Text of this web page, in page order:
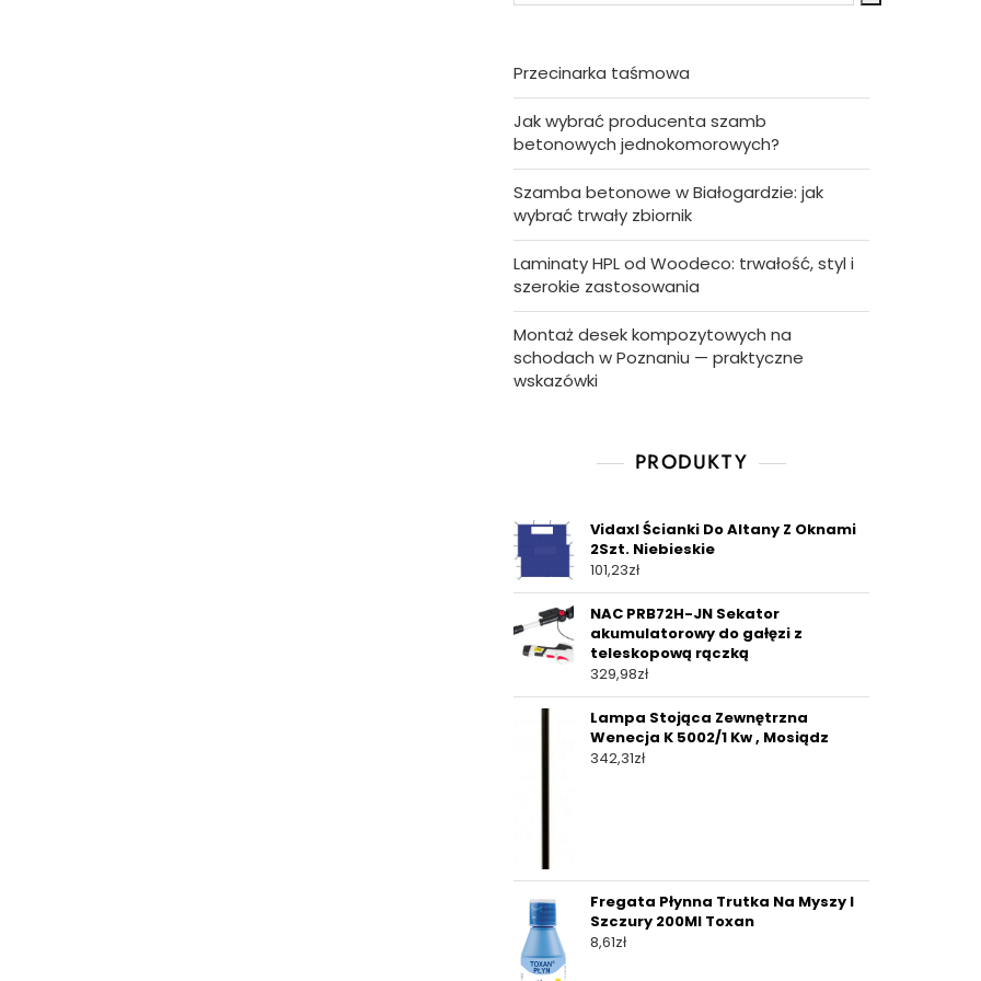
Przecinarka taśmowa
Jak wybrać producenta szamb
betonowych jednokomorowych?
Szamba betonowe w Białogardzie: jak
wybrać trwały zbiornik
Laminaty HPL od Woodeco: trwałość, styl i
szerokie zastosowania
Montaż desek kompozytowych na
schodach w Poznaniu — praktyczne
wskazówki
PRODUKTY
Vidaxl Ścianki Do Altany Z Oknami
2Szt. Niebieskie
101,23zł
NAC PRB72H-JN Sekator
akumulatorowy do gałęzi z
teleskopową rączką
329,98zł
Lampa Stojąca Zewnętrzna
Wenecja K 5002/1 Kw , Mosiądz
342,31zł
Fregata Płynna Trutka Na Myszy I
Szczury 200Ml Toxan
8,61zł